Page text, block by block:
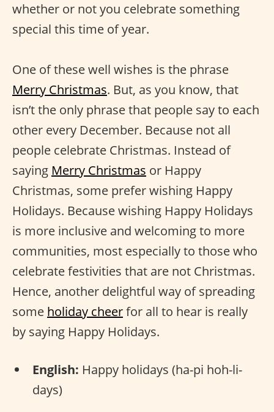
whether or not you celebrate something
special this time of year.
One of these well wishes is the phrase
Merry Christmas. But, as you know, that
isn’t the only phrase that people say to each
other every December. Because not all
people celebrate Christmas. Instead of
saying Merry Christmas or Happy
Christmas, some prefer wishing Happy
Holidays. Because wishing Happy Holidays
is more inclusive and welcoming to more
communities, most especially to those who
celebrate festivities that are not Christmas.
Hence, another delightful way of spreading
some holiday cheerfor all to hear is really
by saying Happy Holidays.
English: Happy holidays (ha-pi hoh-li-
days)